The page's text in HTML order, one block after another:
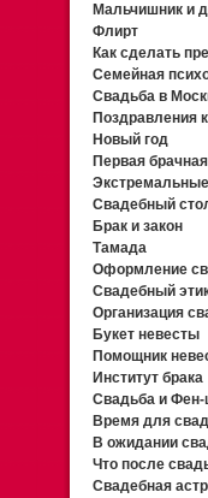
Мальчишник и
Флирт
Как сделать
Семейная
Свадьба в
Поздравления
Новый год
Первая
Свадебный
Брак и закон
Тамада
Оформление
Свадебный
Организация
Букет невесты
Помощник
Институт брака
Свадьба и
Время для
В ожидании
Что после
Свадебная